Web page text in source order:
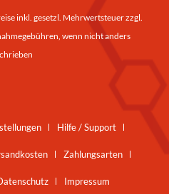
inkl. gesetzl. Mehrwertsteuer zzgl.
wenn nicht anders
Hilfe / Support
Zahlungsarten
Impressum